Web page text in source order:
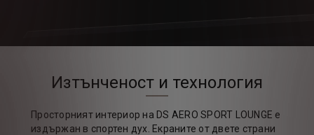
Изтънченост и технология
Просторният интериор на DS AERO SPORT LOUNGE е
издържан в спортен дух. Екраните от двете страни